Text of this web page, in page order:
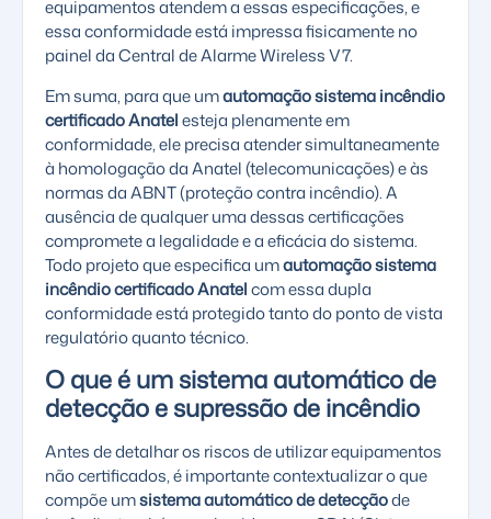
equipamentos atendem a essas especificações, e
essa conformidade está impressa fisicamente no
painel da Central de Alarme Wireless V7.
Em suma, para que umautomação sistema incêndio
certificado Anatelesteja plenamente em
conformidade, ele precisa atender simultaneamente
à homologação da Anatel (telecomunicações) e às
normas da ABNT (proteção contra incêndio). A
ausência de qualquer uma dessas certificações
compromete a legalidade e a eficácia do sistema.
Todo projeto que especifica umautomação sistema
incêndio certificado Anatelcom essa dupla
conformidade está protegido tanto do ponto de vista
regulatório quanto técnico.
O que é um sistema automático de
detecção e supressão de incêndio
Antes de detalhar os riscos de utilizar equipamentos
não certificados, é importante contextualizar o que
compõe umsistema automático de detecçãode